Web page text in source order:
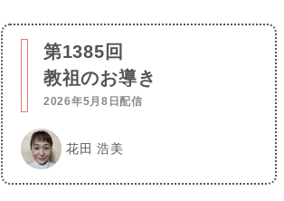
第1385回
教祖のお導き
2026年5月8日配信
花田 浩美